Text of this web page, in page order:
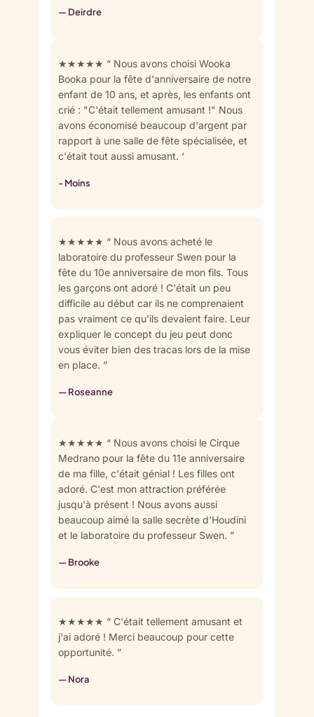
— Deirdre
★★★★★ “ Nous avons choisi Wooka
Booka pour la fête d'anniversaire de notre
enfant de 10 ans, et après, les enfants ont
crié : "C'était tellement amusant !" Nous
avons économisé beaucoup d'argent par
rapport à une salle de fête spécialisée, et
c'était tout aussi amusant. ‘
- Moins
★★★★★ “ Nous avons acheté le
laboratoire du professeur Swen pour la
fête du 10e anniversaire de mon fils. Tous
les garçons ont adoré ! C'était un peu
difficile au début car ils ne comprenaient
pas vraiment ce qu'ils devaient faire. Leur
expliquer le concept du jeu peut donc
vous éviter bien des tracas lors de la mise
en place. ”
— Roseanne
★★★★★ “ Nous avons choisi le Cirque
Medrano pour la fête du 11e anniversaire
de ma fille, c'était génial ! Les filles ont
adoré. C'est mon attraction préférée
jusqu'à présent ! Nous avons aussi
beaucoup aimé la salle secrète d'Houdini
et le laboratoire du professeur Swen. ”
— Brooke
★★★★★ “ C'était tellement amusant et
j'ai adoré ! Merci beaucoup pour cette
opportunité. ”
— Nora